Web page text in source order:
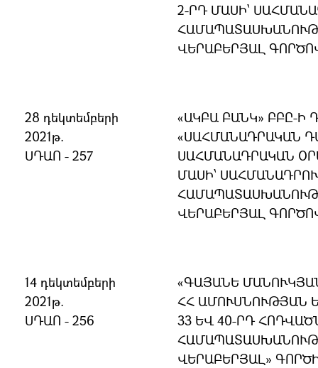
2-ՐԴ ՄԱՍԻ՝
ՎԵՐԱԲԵՐՅԱԼ
28 դեկտեմբերի
2021թ.
ՍԴԱՈ - 257
«ԱԿԲԱ ԲԱՆԿ» ԲԲԸ-Ի
«ՍԱՀՄԱՆԱԴՐԱԿԱՆ
ՍԱՀՄԱՆԱԴՐԱԿԱՆ
ՄԱՍԻ՝
ՎԵՐԱԲԵՐՅԱԼ
14 դեկտեմբերի
2021թ.
ՍԴԱՈ - 256
«ԳԱՅԱՆԵ
ՀՀ ԱՄՈՒՍՆՈՒԹՅԱՆ
33 ԵՎ 40-ՐԴ
ՎԵՐԱԲԵՐՅԱԼ»